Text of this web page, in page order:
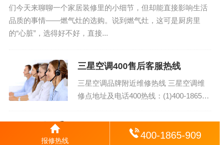
们今天来聊聊一个家居装修里的小细节，但却能直接影响生活
品质的事情——燃气灶的选购。说到燃气灶，这可是厨房里
的“心脏”，选得好不好，直接...
三星空调400售后客服热线
三星空调品牌附近维修热线 三星空调维
修点地址及电话400热线：(1)400-1865-
国网点:(...
普瑞思顿空气能热水器厂家总部售
报修热线 400-1865-909